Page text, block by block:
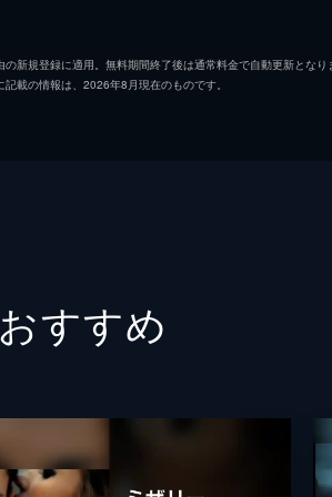
新規登録に適用。無料期間終了後は通常料金で自動更新となり
載の情報は、2026年8月現在のものです。
おすすめ